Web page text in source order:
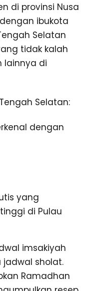
di provinsi Nusa
ibukota
Selatan
tidak kalah
lainnya di
Selatan:
dengan
yang
di Pulau
imsakiyah
jadwal sholat.
Ramadhan